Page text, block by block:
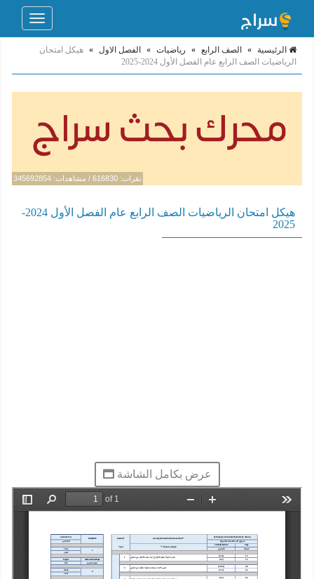
Toggle
الرئيسية » الصف الرابع » رياضيات » الفصل الاول » هيكل امتحان
الرياضيات الصف الرابع عام الفصل الأول 2024-2025
نقرات: 616830 / مشاهدات: 345692854
هيكل امتحان الرياضيات الصف الرابع عام الفصل الأول 2024-
2025
عرض بكامل الشاشة